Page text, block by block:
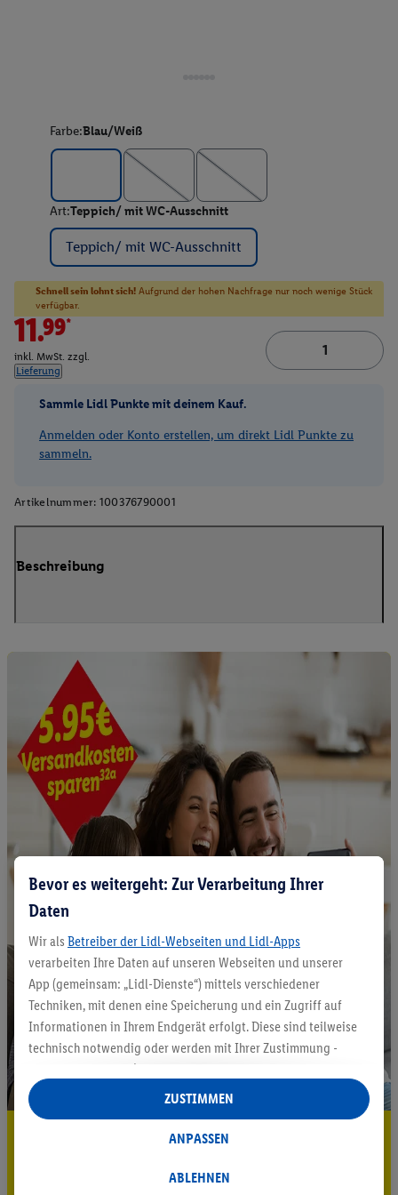
Farbe:Blau/Weiß
Art:Teppich/ mit WC-Ausschnitt
Teppich/ mit WC-Ausschnitt
Schnell sein lohnt sich! Aufgrund der hohen Nachfrage nur noch wenige Stück
verfügbar.
11.99*
inkl. MwSt. zzgl.
Lieferung
Sammle Lidl Punkte mit deinem Kauf.
Anmelden oder Konto erstellen, um direkt Lidl Punkte zu
sammeln.
Artikelnummer: 100376790001
Beschreibung
5.95 € Versand sparen³²ᵃ
Bevor es weitergeht: Zur Verarbeitung Ihrer
Daten
Wir als Betreiber der Lidl-Webseiten und Lidl-Apps
verarbeiten Ihre Daten auf unseren Webseiten und unserer
App (gemeinsam: „Lidl-Dienste“) mittels verschiedener
Techniken, mit denen eine Speicherung und ein Zugriff auf
Informationen in Ihrem Endgerät erfolgt. Diese sind teilweise
technisch notwendig oder werden mit Ihrer Zustimmung -
auch durch Partner (u.a.
Verantwortliche; im Zusammenhang mit dem IAB TCF
insgesamt
Statistik-Erstellung oder für personalisierte Werbung
Datenverarbeitungen für personalisierte Werbung werden
ABLEHNEN
ANPASSEN
ZUSTIMMEN